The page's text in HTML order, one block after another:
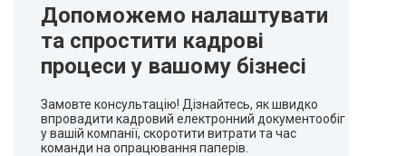
Допоможемо налаштувати
та спростити кадрові
процеси у вашому бізнесі
Замовте консультацію! Дізнайтесь, як швидко
впровадити кадровий електронний документообіг
у вашій компанії, скоротити витрати та час
команди на опрацювання паперів.